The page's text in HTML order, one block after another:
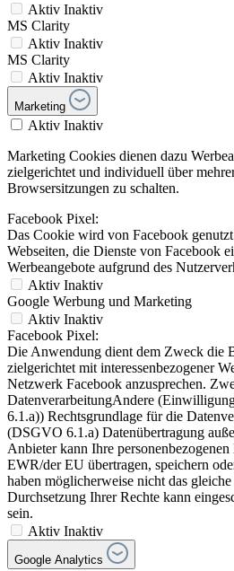
Aktiv Inaktiv
MS Clarity
Aktiv Inaktiv
MS Clarity
Aktiv Inaktiv
Marketing
Aktiv Inaktiv
Marketing Cookies dienen dazu
zielgerichtet und individuell über
Browsersitzungen zu schalten.
Facebook Pixel:
Das Cookie wird von Facebook
Webseiten, die Dienste von Facebook
Werbeangebote aufgrund des
Aktiv Inaktiv
Google Werbung und Marketing
Aktiv Inaktiv
Facebook Pixel:
Die Anwendung dient dem Zweck die
zielgerichtet mit interessenbezogener
Netzwerk Facebook anzusprechen.
DatenverarbeitungAndere
6.1.a)) Rechtsgrundlage für die
(DSGVO 6.1.a) Datenübertragung
Anbieter kann Ihre personenbezogenen
EWR/der EU übertragen, speichern
haben möglicherweise nicht das
Durchsetzung Ihrer Rechte kann
sein.
Aktiv Inaktiv
Google Analytics